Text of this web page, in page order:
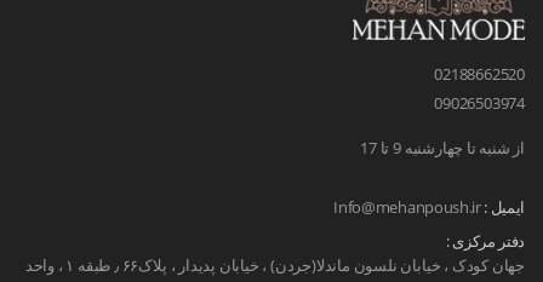
02188662520
09026503974
از شنبه تا چهارشنبه 9 تا 17
ایمیل :Info@mehanpoush.ir
دفتر مرکزی :
جهان کودک ، خیابان نلسون ماندلا(جردن) ، خیابان پدیدار ، پلاک۶۶ ٫ طبقه ۱ ، واحد